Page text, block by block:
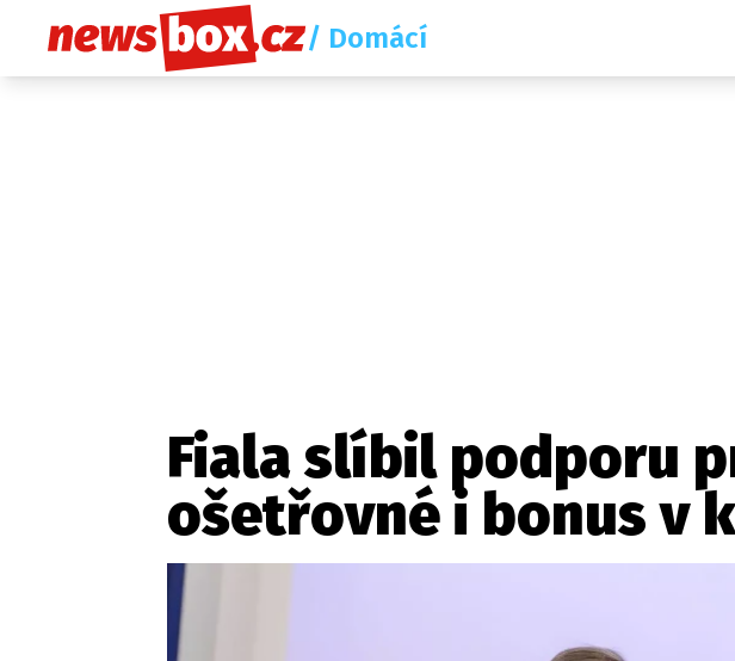
/ Domácí
Etický kodex Redakce Kontakt Vydavatel
Provozovatelem serveru newsbox.cz je INCORP
Zaznamenali jste událost? Máte
Fiala slíbil podporu
ošetřovné i bonus v